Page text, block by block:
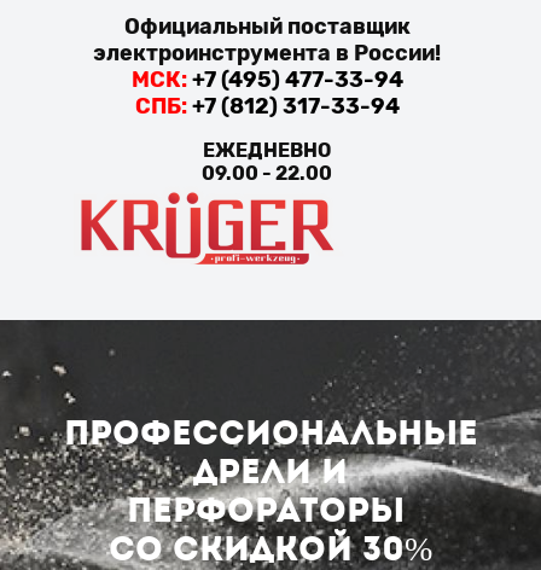
Официальный поставщик
электроинструмента в России!
МСК: +7 (495) 477-33-94
СПБ: +7 (812) 317-33-94
ЕЖЕДНЕВНО
09.00 - 22.00
Профессиональные
дрели и
перфораторы
со скидкой 30%